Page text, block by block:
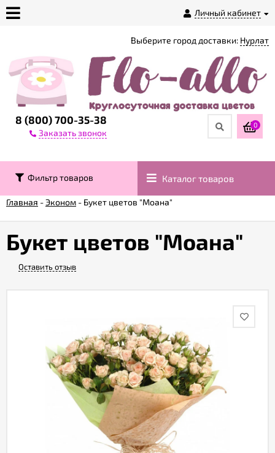
Личный кабинет
магазине
Доставка
Контакты
Гарантии
оформить
8 (800) 700-35-38
Заказать звонок
Выберите город доставки: Нурлат
0
Фильтр товаров Каталог товаров
Главная -Эконом - Букет цветов "Моана"
Букет цветов "Моана"
Оставить отзыв